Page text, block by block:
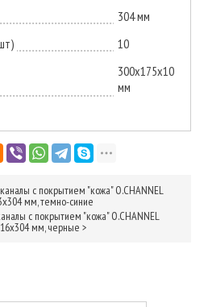
304 мм
10
300х175х10
мм
с покрытием "кожа" O.CHANNEL
мм, темно-синие
с покрытием "кожа" O.CHANNEL
мм, черные >